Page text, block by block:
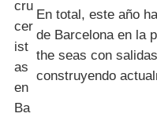
En total, este año
de Barcelona en la
the seas con
construyendo